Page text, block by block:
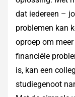
dat iedereen –
problemen kan
oproep om
financiële
is, kan een
studiegenoot